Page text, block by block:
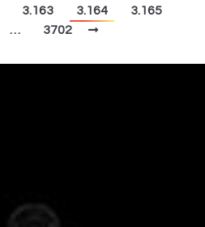
3.163 3.164
3.165
… 3702